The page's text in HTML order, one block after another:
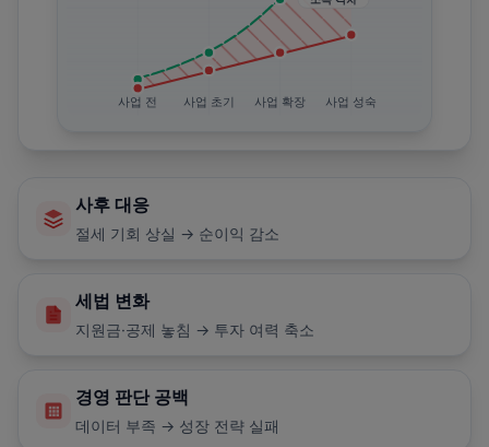
사업 전 사업 초기 사업 확장 사업 성숙
사후 대응
절세 기회 상실 → 순이익 감소
세법 변화
지원금·공제 놓침 → 투자 여력 축소
경영 판단 공백
데이터 부족 → 성장 전략 실패